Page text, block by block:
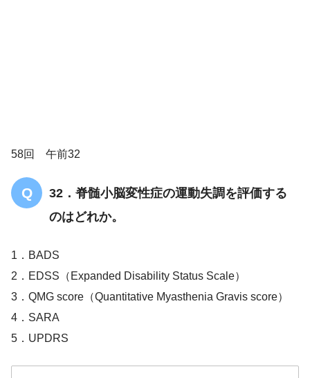
58回 午前32
32．脊髄小脳変性症の運動失調を評価する
のはどれか。
1．BADS
2．EDSS（Expanded Disability Status Scale）
3．QMG score（Quantitative Myasthenia Gravis score）
4．SARA
5．UPDRS